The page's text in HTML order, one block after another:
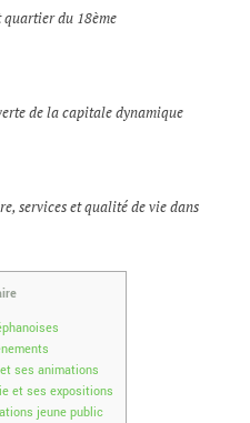
du 18ème
de la capitale dynamique
services et qualité de vie dans
ses animations
et ses expositions
jeune public